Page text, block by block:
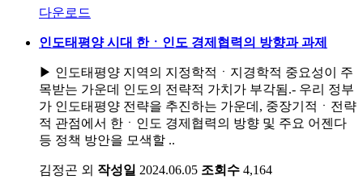
다운로드
인도태평양 시대 한ㆍ인도 경제협력의 방향과 과제
▶ 인도태평양 지역의 지정학적ㆍ지경학적 중요성이 주
목받는 가운데 인도의 전략적 가치가 부각됨.- 우리 정부
가 인도태평양 전략을 추진하는 가운데, 중장기적ㆍ전략
적 관점에서 한ㆍ인도 경제협력의 방향 및 주요 어젠다
등 정책 방안을 모색할 ..
김정곤 외 작성일 2024.06.05 조회수 4,164